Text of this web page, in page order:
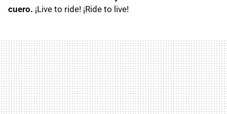
cuero. ¡Live to ride! ¡Ride to live!